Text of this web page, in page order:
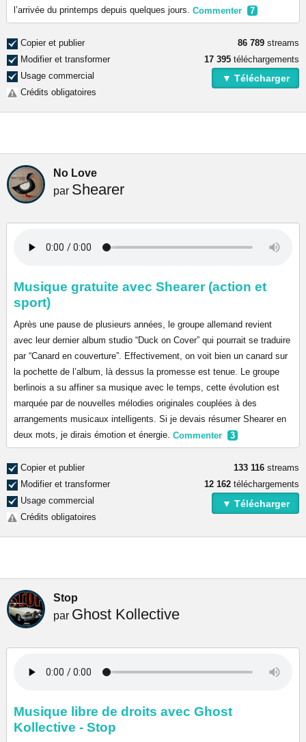
l’arrivée du printemps depuis quelques jours. Commenter 7
Copier et publier
Modifier et transformer
Usage commercial
Crédits obligatoires
86 789 streams
17 395 téléchargements
▼ Télécharger
No Love
par Shearer
Musique gratuite avec Shearer (action et
sport)
Après une pause de plusieurs années, le groupe allemand revient
avec leur dernier album studio “Duck on Cover” qui pourrait se traduire
par “Canard en couverture”. Effectivement, on voit bien un canard sur
la pochette de l’album, là dessus la promesse est tenue. Le groupe
berlinois a su affiner sa musique avec le temps, cette évolution est
marquée par de nouvelles mélodies originales couplées à des
arrangements musicaux intelligents. Si je devais résumer Shearer en
deux mots, je dirais émotion et énergie. Commenter 3
Copier et publier
Modifier et transformer
Usage commercial
Crédits obligatoires
133 116 streams
12 162 téléchargements
▼ Télécharger
Stop
par Ghost Kollective
Musique libre de droits avec Ghost
Kollective - Stop